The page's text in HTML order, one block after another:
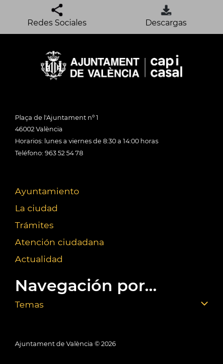
Redes Sociales Descargas
Plaça de l'Ajuntament nº 1
46002 València
Horarios: lunes a viernes de 8:30 a 14:00 horas
Teléfono: 963 52 54 78
Ayuntamiento
La ciudad
Trámites
Atención ciudadana
Actualidad
Navegación por...
Temas
Ajuntament de València © 2026